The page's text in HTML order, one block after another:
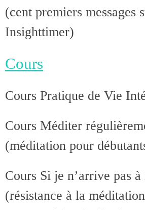
(cent premiers messages
Insighttimer)
Cours
Cours Pratique de Vie
Cours Méditer
(méditation pour
Cours Si je n’arrive pas
(résistance à la